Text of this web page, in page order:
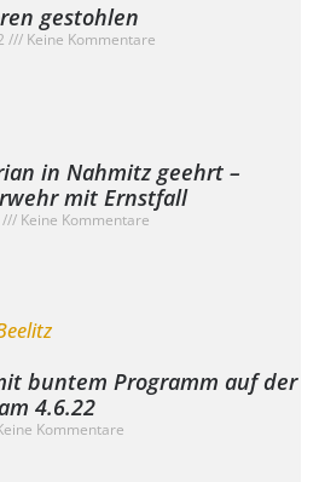
gestohlen
Keine Kommentare
in Nahmitz geehrt –
mit Ernstfall
Keine Kommentare
buntem Programm auf der
4.6.22
Kommentare